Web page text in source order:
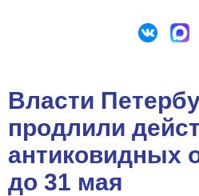
Власти
продлили
антиковидных
до 31 мая